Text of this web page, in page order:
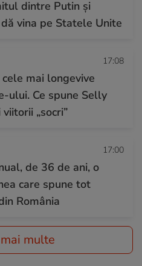
dintre Putin și
vina pe Statele Unite
17:08
mai longevive
ului. Ce spune Selly
„socri”
17:00
de 36 de ani, o
care spune tot
România
multe